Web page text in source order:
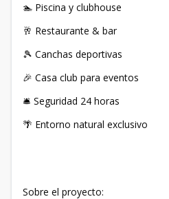
🏊 Piscina y clubhouse
🥂 Restaurante & bar
🎾 Canchas deportivas
🎉 Casa club para eventos
🛎 Seguridad 24 horas
🌴 Entorno natural exclusivo
Sobre el proyecto: